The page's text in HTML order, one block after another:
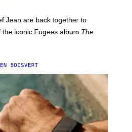
Jean are back together to
iconic Fugees album The
BOISVERT